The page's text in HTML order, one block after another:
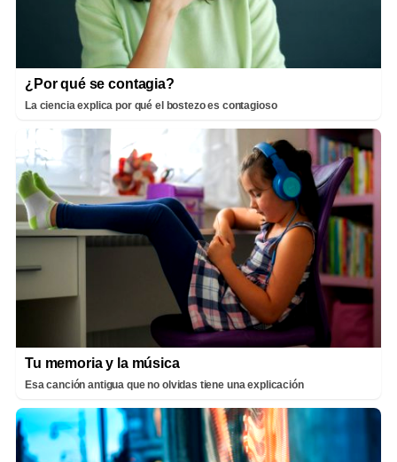
¿Por qué se contagia?
La ciencia explica por qué el bostezo es contagioso
Tu memoria y la música
Esa canción antigua que no olvidas tiene una explicación